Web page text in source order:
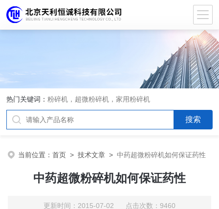
热门关键词：粉碎机，超微粉碎机，家用粉碎机
当前位置：首页 >技术文章 >中药超微粉碎机如何保证药性
中药超微粉碎机如何保证药性
更新时间：2015-07-02 点击次数：9460